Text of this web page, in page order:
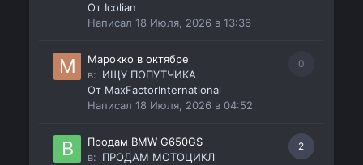
От Icolian
Написал18 Июля, 2026 в 13:36
0
Марокко в октябре
в: ИЩУ ПОПУТЧИКА
От MaxFactorInternational
Написал18 Июля, 2026 в 04:52
2
Продам BMW G650GS
в: ПРОДАМ МОТОЦИКЛ